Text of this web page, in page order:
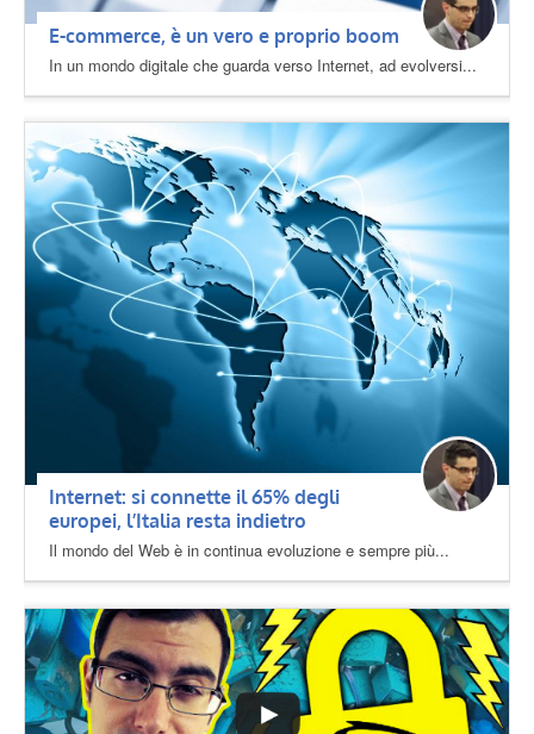
E-commerce, è un vero e proprio boom
In un mondo digitale che guarda verso Internet, ad evolversi...
Internet: si connette il 65% degli
europei, l’Italia resta indietro
Il mondo del Web è in continua evoluzione e sempre più...